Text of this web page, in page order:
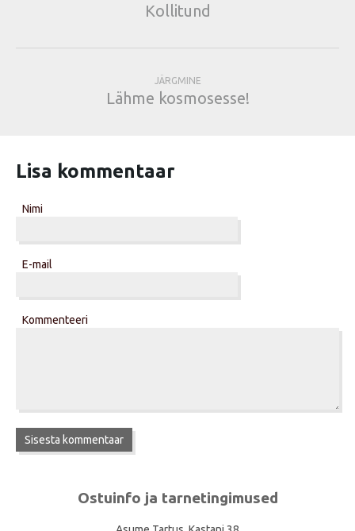
Kollitund
JÄRGMINE
Lähme kosmosesse!
Lisa kommentaar
Nimi
E-mail
Kommenteeri
Ostuinfo ja tarnetingimused